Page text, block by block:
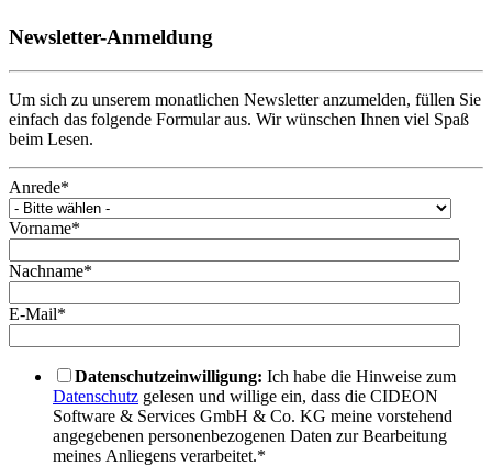
Newsletter-Anmeldung
Um sich zu unserem monatlichen Newsletter anzumelden, füllen Sie
einfach das folgende Formular aus. Wir wünschen Ihnen viel Spaß
beim Lesen.
Anrede*
Vorname*
Nachname*
E-Mail*
Datenschutzeinwilligung: Ich habe die Hinweise zum
Datenschutz gelesen und willige ein, dass die CIDEON
Software & Services GmbH & Co. KG meine vorstehend
angegebenen personenbezogenen Daten zur Bearbeitung
meines Anliegens verarbeitet.*